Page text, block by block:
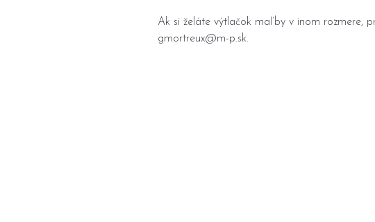
Ak si želáte výtlačok maľby v inom rozmere,
gmortreux@m-p.sk.